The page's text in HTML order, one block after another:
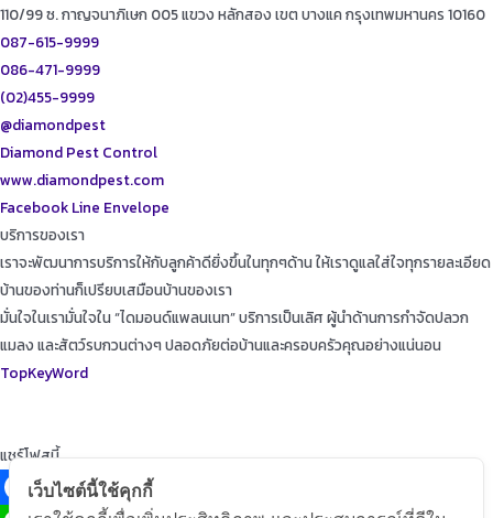
110/99 ซ. กาญจนาภิเษก 005 แขวง หลักสอง เขต บางแค กรุงเทพมหานคร 10160
087-615-9999
086-471-9999
(02)455-9999
@diamondpest
Diamond Pest Control
www.diamondpest.com
Facebook Line Envelope
บริการของเรา
เราจะพัฒนาการบริการให้กับลูกค้าดียิ่งขึ้นในทุกๆด้าน ให้เราดูแลใส่ใจทุกรายละเอียด
บ้านของท่านก็เปรียบเสมือนบ้านของเรา
มั่นใจในเรามั่นใจใน “ไดมอนด์แพลนเนท” บริการเป็นเลิศ ผู้นำด้านการกำจัดปลวก
แมลง และสัตว์รบกวนต่างๆ ปลอดภัยต่อบ้านและครอบครัวคุณอย่างแน่นอน
TopKeyWord
แชร์โฟสนี้
เว็บไซต์นี้ใช้คุกกี้